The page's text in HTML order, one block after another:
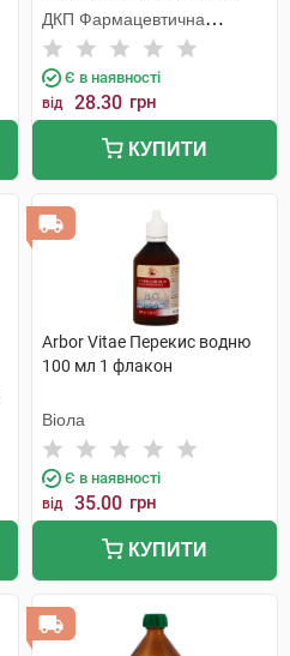
флакон
ДКП Фармацевтична
фабрика
Є в наявності
від 28.30 грн
КУПИТИ
Arbor Vitae Перекис водню
100 мл 1 флакон
Віола
Є в наявності
від 35.00 грн
КУПИТИ